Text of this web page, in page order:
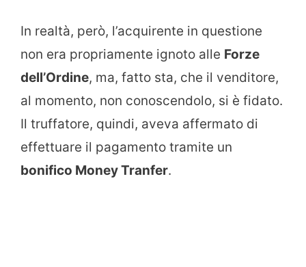
In realtà, però, l’acquirente in questione
non era propriamente ignoto alle Forze
dell’Ordine, ma, fatto sta, che il venditore,
al momento, non conoscendolo, si è fidato.
Il truffatore, quindi, aveva affermato di
effettuare il pagamento tramite un
bonifico Money Tranfer.